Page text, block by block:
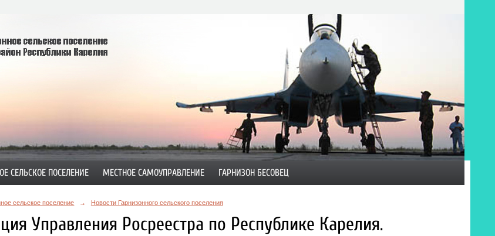
СЕЛЬСКОЕ ПОСЕЛЕНИЕ МЕСТНОЕ САМОУПРАВЛЕНИЕ ГАРНИЗОН БЕСОВЕЦ
сельское поселение → Новости Гарнизонного сельского поселения
Управления Росреестра по Республике Карелия.